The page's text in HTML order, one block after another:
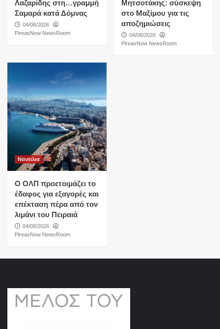
Λαζαρίδης στη…γραμμή
Σαμαρά κατά Δόμνας
04/08/2026
PireasNow NewsRoom
Μητσοτάκης: σύσκεψη
στο Μαξίμου για τις
αποζημιώσεις
04/08/2026
PireasNow NewsRoom
Ναυτιλια
O ΟΛΠ προετοιμάζει το
έδαφος για εξαγορές και
επέκταση πέρα από τον
λιμάνι του Πειραιά
04/08/2026
PireasNow NewsRoom